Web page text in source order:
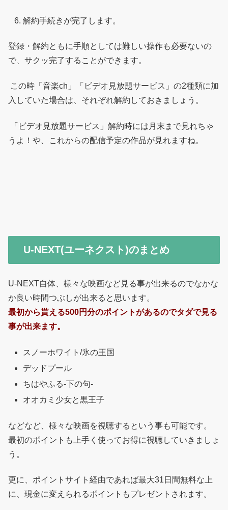
解約手続きが完了します。
登録・解約ともに手順としては難しい操作も必要ないの
で、サクッ完了することができます。
この時「音楽ch」「ビデオ見放題サービス」の2種類に加
入していた場合は、それぞれ解約しておきましょう。
「ビデオ見放題サービス」解約時には月末まで見れちゃ
うよ！や、これからの配信予定の作品が見れますね。
U-NEXT(ユーネクスト)のまとめ
U-NEXT自体、様々な映画など見る事が出来るのでなかな
か良い時間つぶしが出来ると思います。
最初から貰える500円分のポイントがあるのでタダで見る
事が出来ます。
スノーホワイト/氷の王国
デッドプール
ちはやふる-下の句-
オオカミ少女と黒王子
などなど、様々な映画を視聴するという事も可能です。
最初のポイントも上手く使ってお得に視聴していきましょ
う。
更に、ポイントサイト経由であれば最大31日間無料な上
に、現金に変えられるポイントもプレゼントされます。